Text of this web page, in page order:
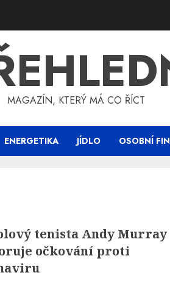
MAGAZÍN, KTERÝ MÁ CO ŘÍCT
ENERGETIKA JÍDLO OSOBNÍ
tenista Andy Murray
očkování proti